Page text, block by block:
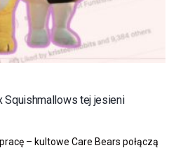
Squishmallows tej jesieni
– kultowe Care Bears połączą